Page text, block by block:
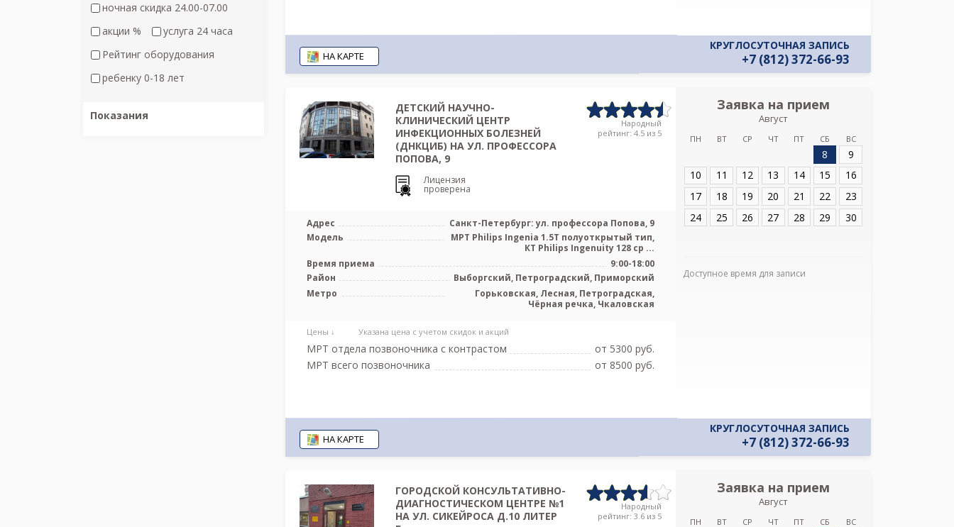
ночная скидка 24.00-07.00
акции %
услуга 24 часа
Рейтинг оборудования
ребенку 0-18 лет
Показания
НА КАРТЕ
КРУГЛОСУТОЧНАЯ ЗАПИСЬ
+7 (812) 372-66-93
ДЕТСКИЙ НАУЧНО-
КЛИНИЧЕСКИЙ ЦЕНТР
ИНФЕКЦИОННЫХ БОЛЕЗНЕЙ
(ДНКЦИБ) НА УЛ. ПРОФЕССОРА
ПОПОВА, 9
Лицензия
проверена
Народный
рейтинг: 4.5 из 5
Адрес
Санкт-Петербург: ул. профессора Попова, 9
Модель
МРТ Philips Ingenia 1.5Т полуоткрытый тип,
КТ Philips Ingenuity 128 ср ...
Время приема
9:00-18:00
Район
Выборгский, Петроградский, Приморский
Метро
Горьковская, Лесная, Петроградская,
Чёрная речка, Чкаловская
Цены ↓ Указана цена с учетом скидок и акций
МРТ отдела позвоночника c контрастом
от 5300 pуб.
МРТ всего позвоночника
от 8500 pуб.
Заявка на прием
Август
ПН ВТ СР ЧТ ПТ СБ ВС
8
9
10
11 12 13 14 15
16
17
18 19 20 21 22
23
24
25 26 27 28 29 30
Доступное время для записи
НА КАРТЕ
КРУГЛОСУТОЧНАЯ ЗАПИСЬ
+7 (812) 372-66-93
ГОРОДСКОЙ КОНСУЛЬТАТИВНО-
ДИАГНОСТИЧЕСКОМ ЦЕНТРЕ №1
НА УЛ. СИКЕЙРОСА Д.10 ЛИТЕР
Народный
рейтинг: 3.6 из 5
Заявка на прием
Август
ПН ВТ СР ЧТ ПТ СБ ВС